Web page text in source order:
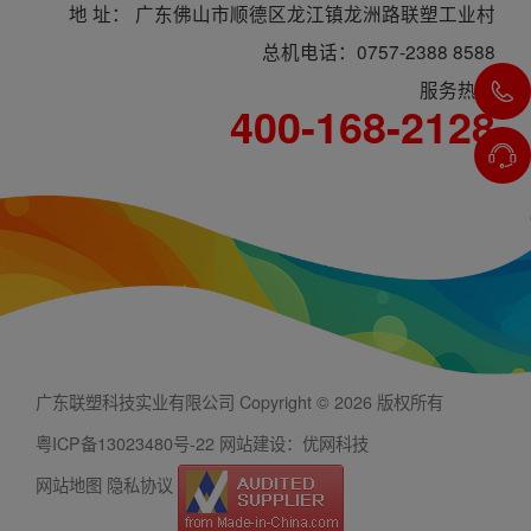
地 址： 广东佛山市顺德区龙江镇龙洲路联塑工业村
总机电话：0757-2388 8588
服务热线
400-168-2128
广东联塑科技实业有限公司 Copyright © 2026 版权所有
粤ICP备13023480号-22 网站建设：优网科技
网站地图 隐私协议